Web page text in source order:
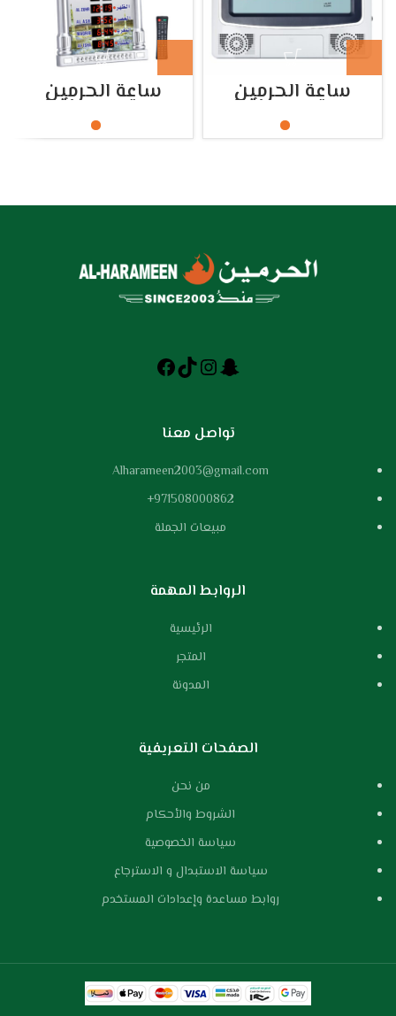
ساعة الحرمين
مكتبي وحائط
HA.4009
ساعة الحرمين
مكتبي وحائط
HA.4008
تواصل معنا
Alharameen2003@gmail.com
971508000862+
مبيعات الجملة
الروابط المهمة
الرئيسية
المتجر
المدونة
الصفحات التعريفية
من نحن
الشروط والأحكام
سياسة الخصوصية
سياسة الاستبدال و الاسترجاع
روابط مساعدة وإعدادات المستخدم